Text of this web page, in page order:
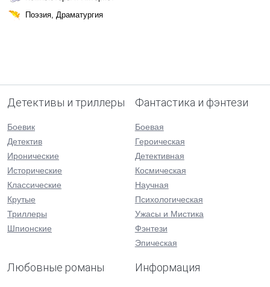
Поэзия, Драматургия
Детективы и триллеры
Боевик
Детектив
Иронические
Исторические
Классические
Крутые
Триллеры
Шпионские
Фантастика и фэнтези
Боевая
Героическая
Детективная
Космическая
Научная
Психологическая
Ужасы и Мистика
Фэнтези
Эпическая
Любовные романы Информация